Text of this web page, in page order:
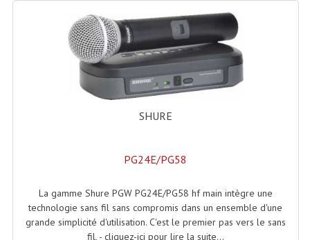
Effets Projection Et Jet De CO2
Machines À Brouillard
Lanceur De Flammes Et Cartouche De Gaz
Machine À Etincelles Froides
Machines À Effet Brouillard
Machines À Fumée Lourde
SHURE
PG24E/PG58
La gamme Shure PGW PG24E/PG58 hf main intègre une
technologie sans fil sans compromis dans un ensemble d'une
grande simplicité d'utilisation. C'est le premier pas vers le sans
fil, - cliquez-ici pour lire la suite...